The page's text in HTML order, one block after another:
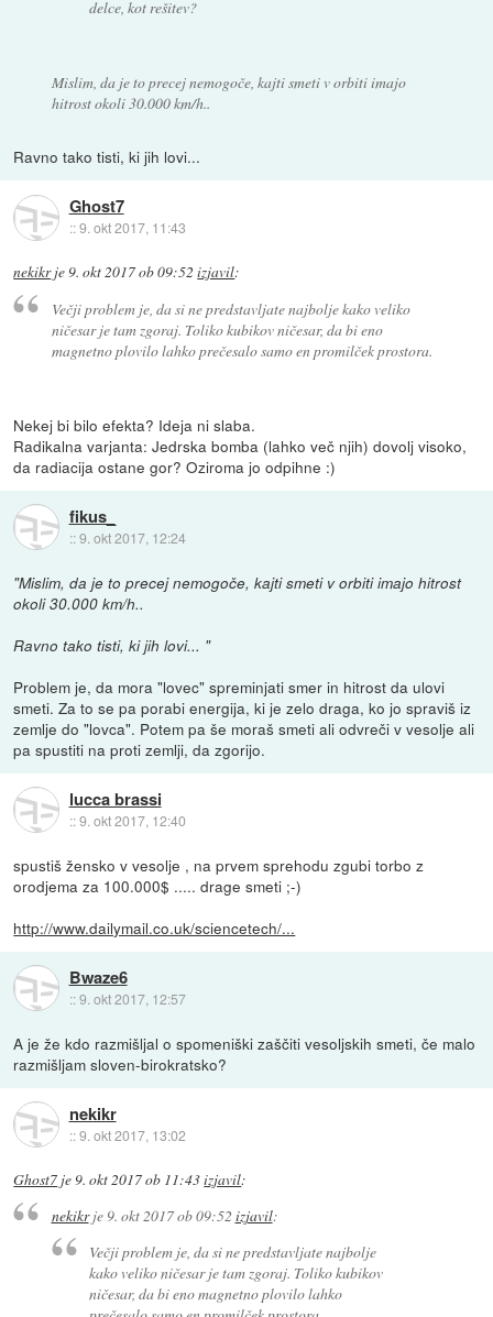
delce, kot rešitev?
Mislim, da je to precej nemogoče, kajti smeti v orbiti imajo
hitrost okoli 30.000 km/h..
Ravno tako tisti, ki jih lovi...
Ghost7
::9. okt 2017, 11:43
nekikrje9. okt 2017 ob 09:52 izjavil:
Večji problem je, da si ne predstavljate najbolje kako veliko
ničesar je tam zgoraj. Toliko kubikov ničesar, da bi eno
magnetno plovilo lahko prečesalo samo en promilček prostora.
Nekej bi bilo efekta? Ideja ni slaba.
Radikalna varjanta: Jedrska bomba (lahko več njih) dovolj visoko,
da radiacija ostane gor? Oziroma jo odpihne :)
fikus_
::9. okt 2017, 12:24
"Mislim, da je to precej nemogoče, kajti smeti v orbiti imajo hitrost
okoli 30.000 km/h..
Ravno tako tisti, ki jih lovi... "
Problem je, da mora "lovec" spreminjati smer in hitrost da ulovi
smeti. Za to se pa porabi energija, ki je zelo draga, ko jo spraviš iz
zemlje do "lovca". Potem pa še moraš smeti ali odvreči v vesolje ali
pa spustiti na proti zemlji, da zgorijo.
lucca brassi
::9. okt 2017, 12:40
spustiš žensko v vesolje , na prvem sprehodu zgubi torbo z
orodjema za 100.000$ ..... drage smeti ;-)
http://www.dailymail.co.uk/sciencetech/...
Bwaze6
::9. okt 2017, 12:57
A je že kdo razmišljal o spomeniški zaščiti vesoljskih smeti, če malo
razmišljam sloven-birokratsko?
nekikr
::9. okt 2017, 13:02
Ghost7 je9. okt 2017 ob 11:43izjavil:
nekikrje9. okt 2017 ob 09:52 izjavil:
Večji problem je, da si ne predstavljate najbolje
kako veliko ničesar je tam zgoraj. Toliko kubikov
ničesar, da bi eno magnetno plovilo lahko